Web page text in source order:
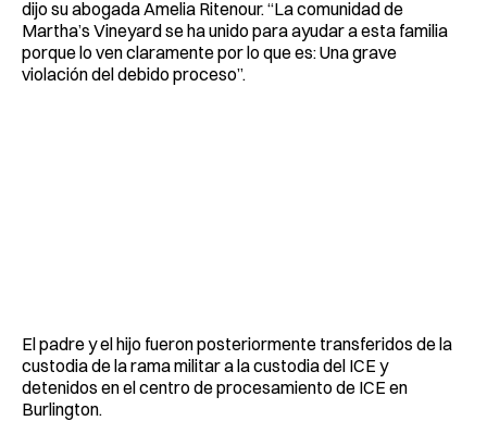
dijo su abogada Amelia Ritenour. “La comunidad de
Martha’s Vineyard se ha unido para ayudar a esta familia
porque lo ven claramente por lo que es: Una grave
violación del debido proceso”.
El padre y el hijo fueron posteriormente transferidos de la
custodia de la rama militar a la custodia del ICE y
detenidos en el centro de procesamiento de ICE en
Burlington.